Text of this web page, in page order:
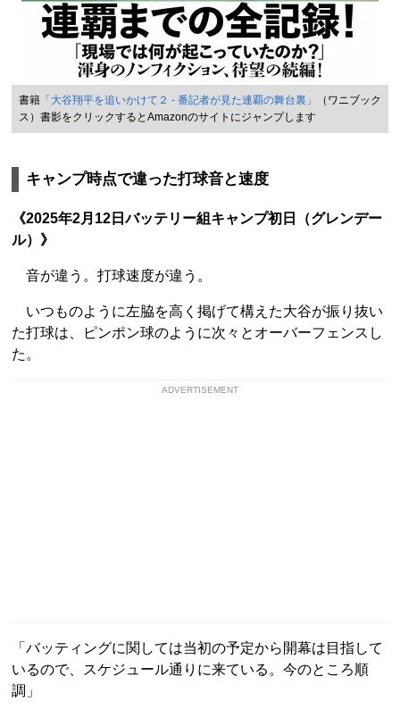
書籍 「大谷翔平を追いかけて２ - 番記者が見た連覇の舞台裏」
（ワニブック
ス）書影をクリックするとAmazonのサイトにジャンプします
キャンプ時点で違った打球音と速度
《2025年2月12日バッテリー組キャンプ初日（グレンデー
ル）》
音が違う。打球速度が違う。
いつものように左脇を高く掲げて構えた大谷が振り抜い
た打球は、ピンポン球のように次々とオーバーフェンスし
た。
ADVERTISEMENT
「バッティングに関しては当初の予定から開幕は目指して
いるので、スケジュール通りに来ている。今のところ順
調」